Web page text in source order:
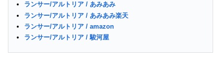
ランサー/アルトリア / あみあみ
ランサー/アルトリア / あみあみ楽天
ランサー/アルトリア / amazon
ランサー/アルトリア / 駿河屋